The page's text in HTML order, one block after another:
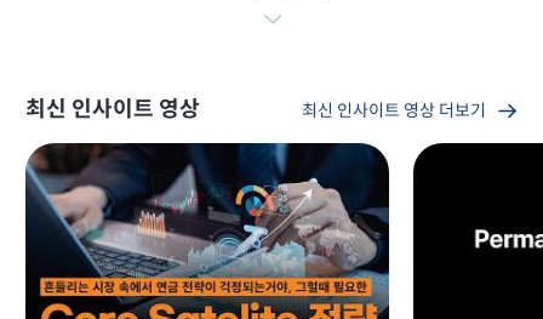
최신 인사이트 영상 최신 인사이트 영상 더보기